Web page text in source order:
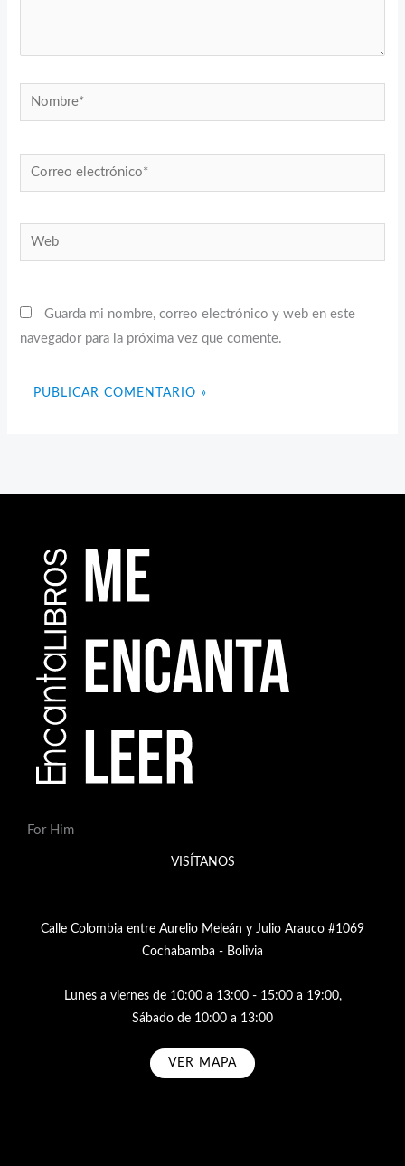
Nombre*
Correo
electrónico*
Web
Guarda mi nombre, correo electrónico y web en este
navegador para la próxima vez que comente.
For Him
VISÍTANOS
Calle Colombia entre Aurelio Meleán y Julio Arauco #1069
Cochabamba - Bolivia
Lunes a viernes de 10:00 a 13:00 - 15:00 a 19:00,
Sábado de 10:00 a 13:00
VER MAPA